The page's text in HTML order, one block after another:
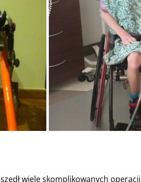
wiele skomplikowanych